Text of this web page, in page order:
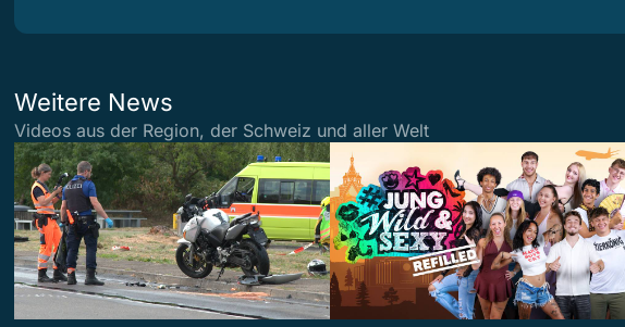
Weitere News
Videos aus der Region, der Schweiz und aller Welt